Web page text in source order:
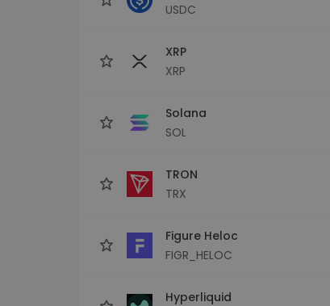
USDC
XRP
XRP
Solana
SOL
TRON
TRX
Figure Heloc
FIGR_HELOC
Hyperliquid